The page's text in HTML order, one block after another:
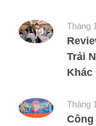
Tháng
Trải
Khác
Tháng